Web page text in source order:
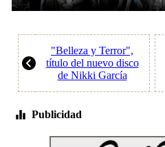
"Belleza y Terror",
título del nuevo disco
de Nikki García
Publicidad